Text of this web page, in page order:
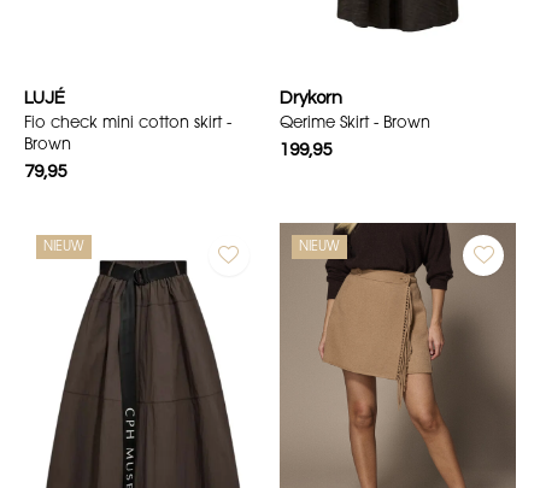
LUJÉ
Fio check mini cotton skirt -
Brown
79,95
Drykorn
Qerime Skirt - Brown
199,95
NIEUW NIEUW